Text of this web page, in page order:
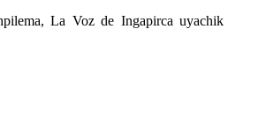
La Voz de Ingapirca uyachik